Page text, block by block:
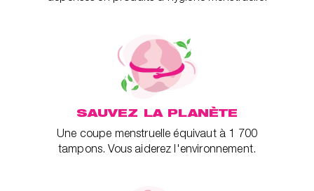
SAUVEZ LA PLANÈTE
Une coupe menstruelle équivaut à 1 700
tampons. Vous aiderez l'environnement.